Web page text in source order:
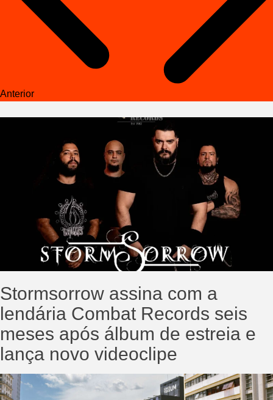
Anterior
Stormsorrow assina com a
lendária Combat Records seis
meses após álbum de estreia e
lança novo videoclipe